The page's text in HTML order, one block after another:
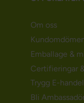
Om oss
Emballage &
Certifieringar
Trygg E-handel
Bli